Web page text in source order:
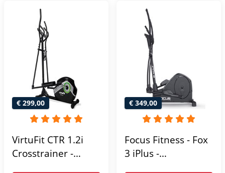
scherm - Zwart
€ 299,00
VirtuFit CTR 1.2i
Crosstrainer -
€ 349,00
Focus Fitness - Fox
3 iPlus -